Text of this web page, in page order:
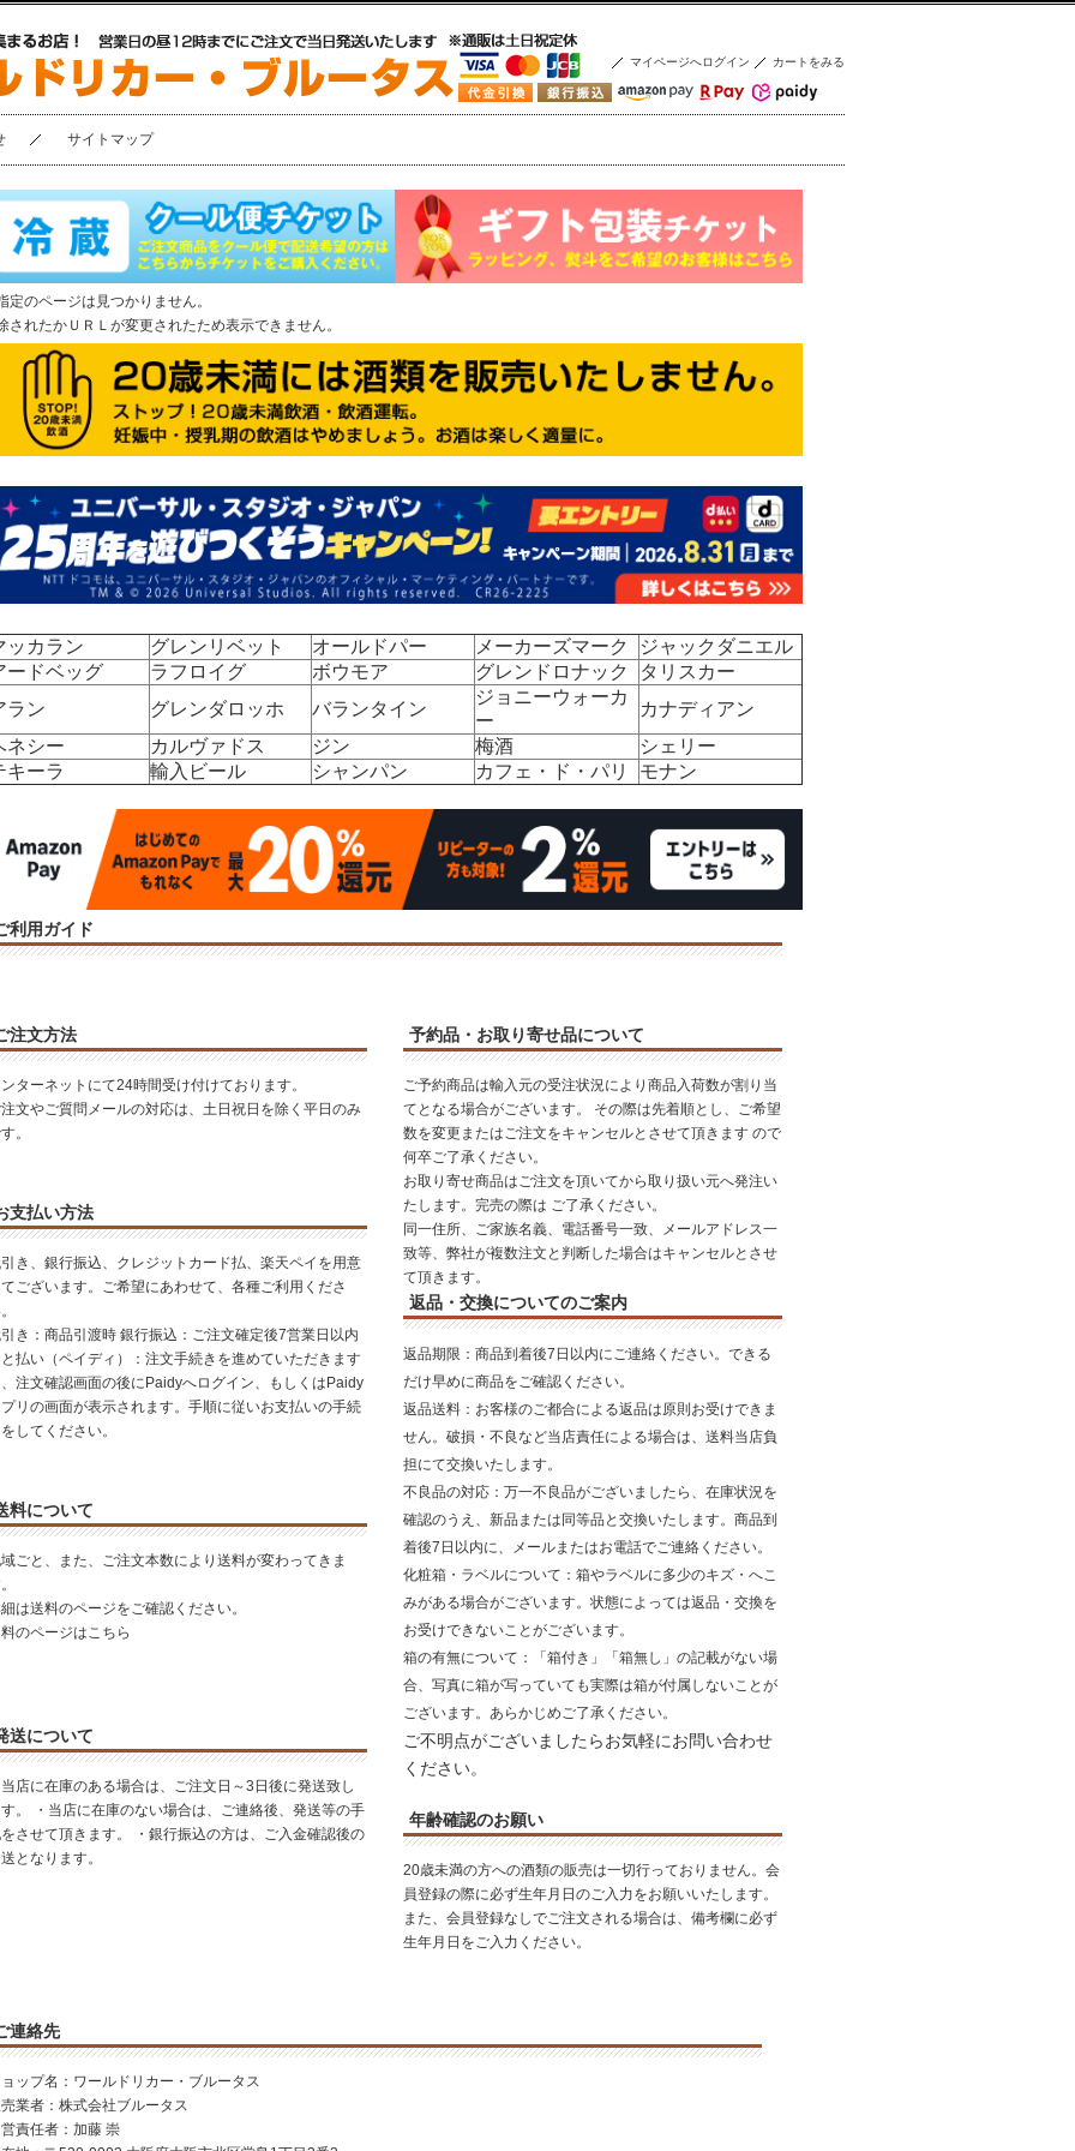
マイページへログイン カートをみる
サイトマップ
定のページは見つかりません。
されたかＵＲＬが変更されたため表示できません。
ッカラン グレンリベット オールドパー メーカーズマーク
ジャックダニエル
ードベッグ
ラフロイグ ボウモア グレンドロナック
タリスカー
ラン
グレンダロッホ バランタイン
ジョニーウォーカ
ー
カナディアン
ネシー
カルヴァドス ジン 梅酒
シェリー
キーラ
輸入ビール シャンパン カフェ・ド・パリ モナン
利用ガイド
注文方法
ターネットにて24時間受け付けております。
文やご質問メールの対応は、土日祝日を除く平日のみ
。
支払い方法
き、銀行振込、クレジットカード払、楽天ペイを用意
ございます。ご希望にあわせて、各種ご利用くださ
き：商品引渡時 銀行振込：ご注文確定後7営業日以内
払い（ペイディ）：注文手続きを進めていただきます
注文確認画面の後にPaidyへログイン、もしくはPaidy
リの画面が表示されます。手順に従いお支払いの手続
してください。
料について
ごと、また、ご注文本数により送料が変わってきま
は送料のページをご確認ください。
のページはこちら
送について
店に在庫のある場合は、ご注文日～3日後に発送致し
。 ・当店に在庫のない場合は、ご連絡後、発送等の手
させて頂きます。 ・銀行振込の方は、ご入金確認後の
となります。
予約品・お取り寄せ品について
ご予約商品は輸入元の受注状況により商品入荷数が割り当
てとなる場合がございます。 その際は先着順とし、ご希望
数を変更またはご注文をキャンセルとさせて頂きます ので
何卒ご了承ください。
お取り寄せ商品はご注文を頂いてから取り扱い元へ発注い
たします。完売の際は ご了承ください。
同一住所、ご家族名義、電話番号一致、メールアドレス一
致等、弊社が複数注文と判断した場合はキャンセルとさせ
て頂きます。
返品・交換についてのご案内
返品期限 ：商品到着後7日以内にご連絡ください。できる
だけ早めに商品をご確認ください。
返品送料：お客様のご都合による返品は原則お受けできま
せん。破損・不良など当店責任による場合は、送料当店負
担にて交換いたします。
不良品の対応：万一不良品がございましたら、在庫状況を
確認のうえ、新品または同等品と交換いたします。商品到
着後7日以内に、メールまたはお電話でご連絡ください。
化粧箱・ラベルについて ：箱やラベルに多少のキズ・へこ
みがある場合がございます。状態によっては返品・交換を
お受けできないことがございます。
箱の有無について ：「箱付き」「箱無し」の記載がない場
合、写真に箱が写っていても実際は箱が付属しないことが
ございます。あらかじめご了承ください。
ご不明点がございましたらお気軽にお問い合わせ
ください。
年齢確認のお願い
20歳未満の方への酒類の販売は一切行っておりません。会
員登録の際に必ず生年月日のご入力をお願いいたします。
また、会員登録なしでご注文される場合は、備考欄に必ず
生年月日をご入力ください。
連絡先
ップ名：ワールドリカー・ブルータス
業者：株式会社ブルータス
責任者：加藤 崇